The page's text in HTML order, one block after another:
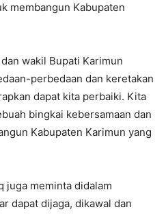
membangun Kabupaten
wakil Bupati Karimun
perbedaan dan keretakan
dapat kita perbaiki. Kita
bingkai kebersamaan dan
Kabupaten Karimun yang
juga meminta didalam
dapat dijaga, dikawal dan